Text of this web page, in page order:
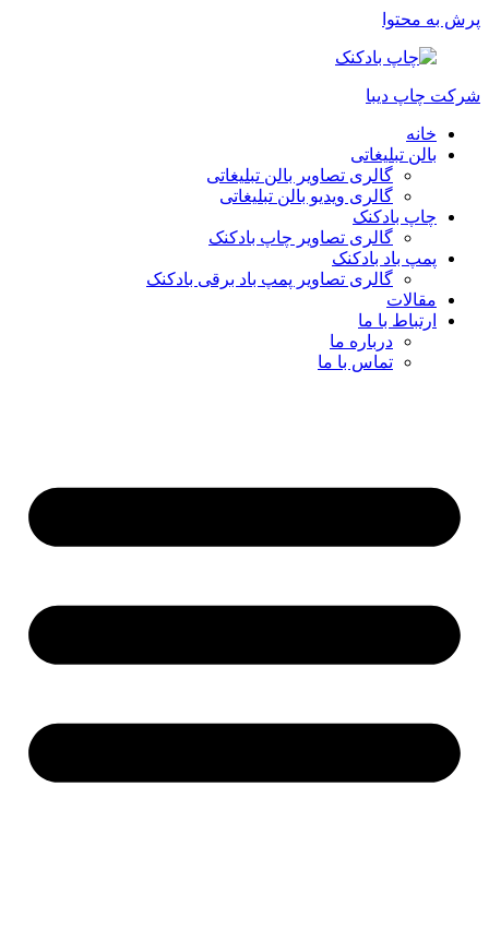
پرش به محتوا
شرکت چاپ دیبا
خانه
بالن تبلیغاتی
گالری تصاویر بالن تبلیغاتی
گالری ویدیو بالن تبلیغاتی
چاپ بادکنک
گالری تصاویر چاپ بادکنک
پمپ باد بادکنک
گالری تصاویر پمپ باد برقی بادکنک
مقالات
ارتباط با ما
درباره ما
تماس با ما